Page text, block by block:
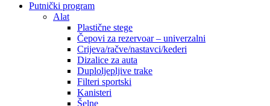
Putnički program
Alat
Plastične stege
Čepovi za rezervoar – univerzalni
Crijeva/račve/nastavci/kederi
Dizalice za auta
Duploljepljive trake
Filteri sportski
Kanisteri
Šelne